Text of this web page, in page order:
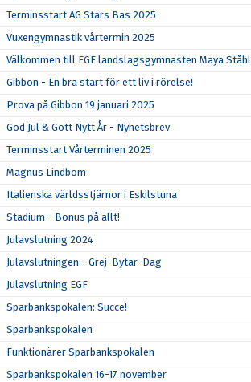
Terminsstart AG Stars Bas 2025
Vuxengymnastik vårtermin 2025
Välkommen till EGF landslagsgymnasten Maya Ståhl
Gibbon - En bra start för ett liv i rörelse!
Prova på Gibbon 19 januari 2025
God Jul & Gott Nytt År - Nyhetsbrev
Terminsstart Vårterminen 2025
Magnus Lindbom
Italienska världsstjärnor i Eskilstuna
Stadium - Bonus på allt!
Julavslutning 2024
Julavslutningen - Grej-Bytar-Dag
Julavslutning EGF
Sparbankspokalen: Succe!
Sparbankspokalen
Funktionärer Sparbankspokalen
Sparbankspokalen 16-17 november